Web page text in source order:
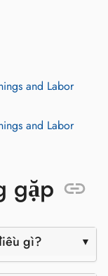
and Labor
and Labor
gặp
gì?